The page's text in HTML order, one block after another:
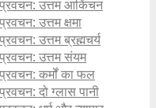
उत्तम आकिंचन
उत्तम क्षमा
उत्तम ब्रह्मचर्य
उत्तम संयम
कर्मों का फल
दो ग्लास पानी